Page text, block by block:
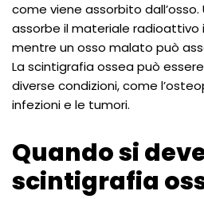
come viene assorbito dall’osso.
assorbe il materiale radioattivo
mentre un osso malato può
La scintigrafia ossea può
diverse condizioni, come
infezioni e le tumori.
Quando si
scintigrafia